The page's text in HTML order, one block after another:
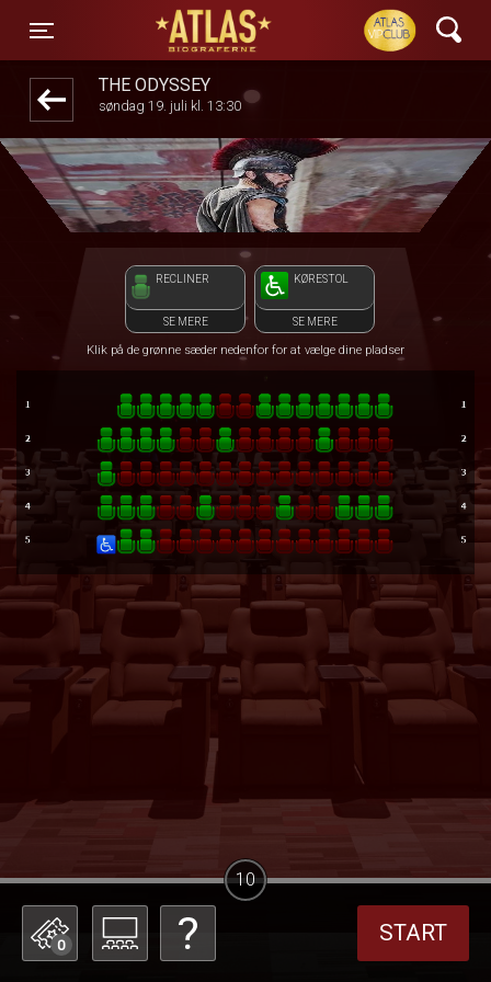
Toggle navigation
ATLAS Biograferne
THE ODYSSEY
søndag 19. juli kl. 13:30
RECLINER
SE MERE
KØRESTOL
SE MERE
Klik på de grønne sæder nedenfor for at vælge dine pladser
0 START
10
front05-temp 013745